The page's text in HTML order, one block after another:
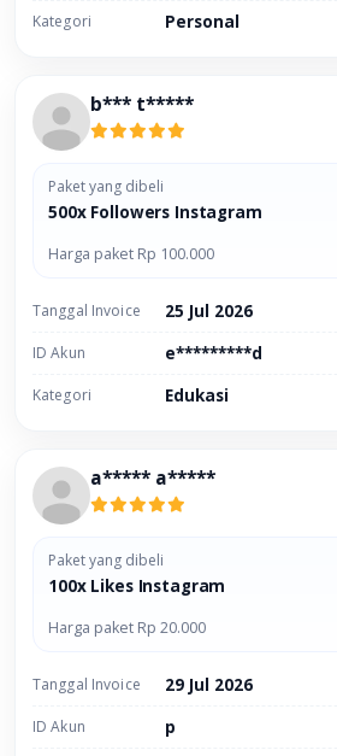
Kategori Personal
b*** t*****
Paket yang dibeli
500x Followers Instagram
Harga paket Rp 100.000
Tanggal Invoice 25 Jul 2026
ID Akun e*********d
Kategori Edukasi
a***** a*****
Paket yang dibeli
100x Likes Instagram
Harga paket Rp 20.000
Tanggal Invoice 29 Jul 2026
ID Akun p